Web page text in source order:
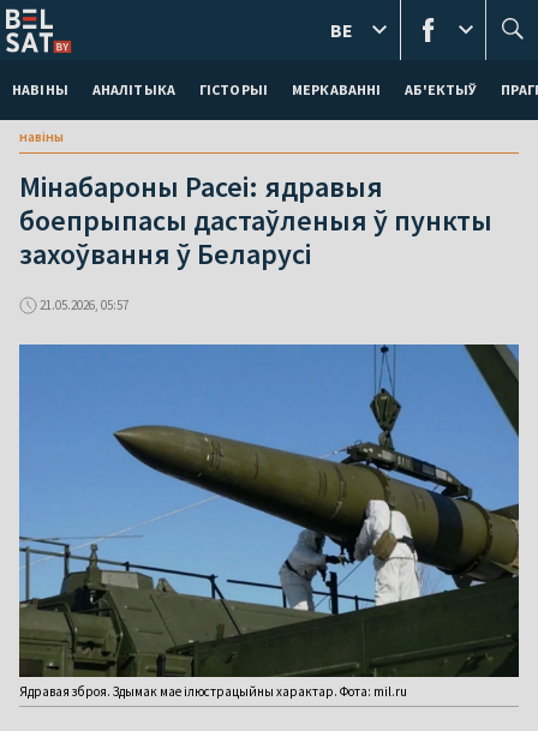
НАВІНЫ АНАЛІТЫКА ГІСТОРЫІ МЕРКАВАННI АБ'ЕКТЫЎ
BE
навіны
Мінабароны Расеі: ядравыя
боепрыпасы дастаўленыя ў пункты
захоўвання ў Беларусі
21.05.2026, 05:57
Ядравая зброя. Здымак мае ілюстрацыйны характар. Фота: mil.ru